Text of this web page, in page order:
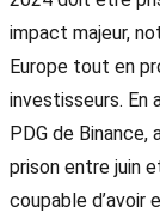
impact majeur,
Europe tout en
investisseurs. En
PDG de
prison entre juin
coupable d’avoir